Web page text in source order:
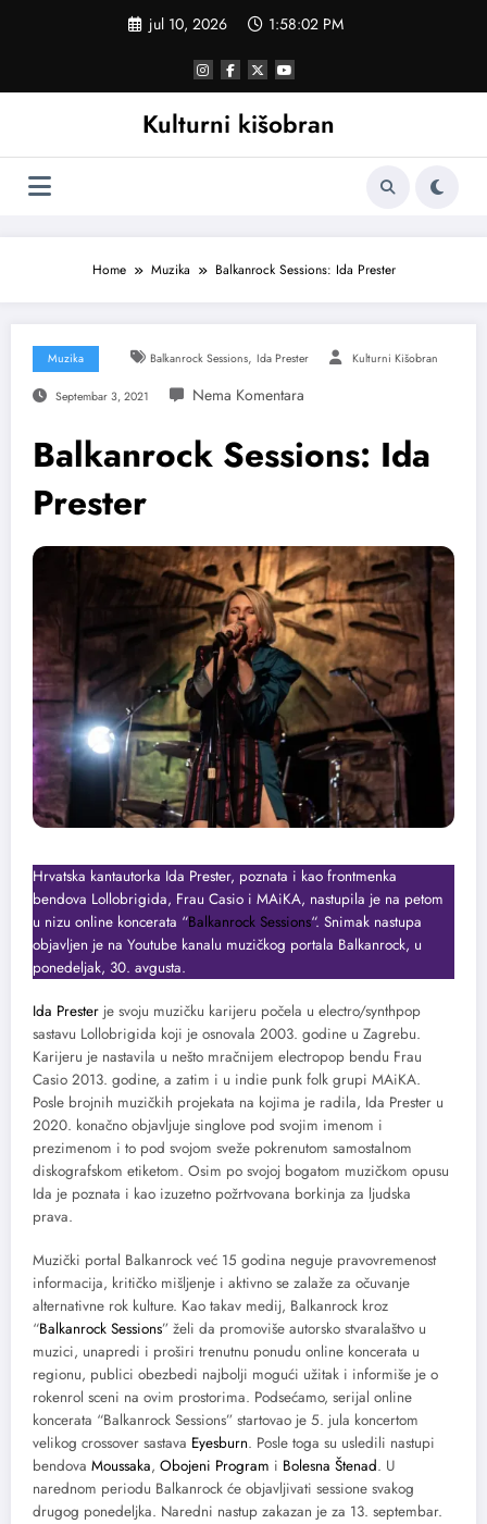
jul 10, 2026 1:58:03 PM
Kulturni kišobran
Home Muzika Balkanrock Sessions: Ida Prester
Muzika Balkanrock Sessions, Ida Prester Kulturni Kišobran
Septembar 3, 2021
Balkanrock Sessions: Ida
Prester
Hrvatska kantautorka Ida Prester, poznata i kao frontmenka
bendova Lollobrigida, Frau Casio i MAiKA, nastupila je na petom
u nizu online koncerata “Balkanrock Sessions“. Snimak nastupa
objavljen je na Youtube kanalu muzičkog portala Balkanrock, u
ponedeljak, 30. avgusta.
Ida Prester je svoju muzičku karijeru počela u electro/synthpop
sastavu Lollobrigida koji je osnovala 2003. godine u Zagrebu.
Karijeru je nastavila u nešto mračnijem electropop bendu Frau
Casio 2013. godine, a zatim i u indie punk folk grupi MAiKA.
Posle brojnih muzičkih projekata na kojima je radila, Ida Prester u
2020. konačno objavljuje singlove pod svojim imenom i
prezimenom i to pod svojom sveže pokrenutom samostalnom
diskografskom etiketom. Osim po svojoj bogatom muzičkom opusu
Ida je poznata i kao izuzetno požrtvovana borkinja za ljudska
prava.
Muzički portal Balkanrock već 15 godina neguje pravovremenost
informacija, kritičko mišljenje i aktivno se zalaže za očuvanje
alternativne rok kulture. Kao takav medij, Balkanrock kroz
“Balkanrock Sessions” želi da promoviše autorsko stvaralaštvo u
muzici, unapredi i proširi trenutnu ponudu online koncerata u
regionu, publici obezbedi najbolji mogući užitak i informiše je o
rokenrol sceni na ovim prostorima. Podsećamo, serijal online
koncerata “Balkanrock Sessions” startovao je 5. jula koncertom
velikog crossover sastava Eyesburn. Posle toga su usledili nastupi
bendova Moussaka, Obojeni Program i Bolesna Štenad. U
narednom periodu Balkanrock će objavljivati sessione svakog
drugog ponedeljka. Naredni nastup zakazan je za 13. septembar.